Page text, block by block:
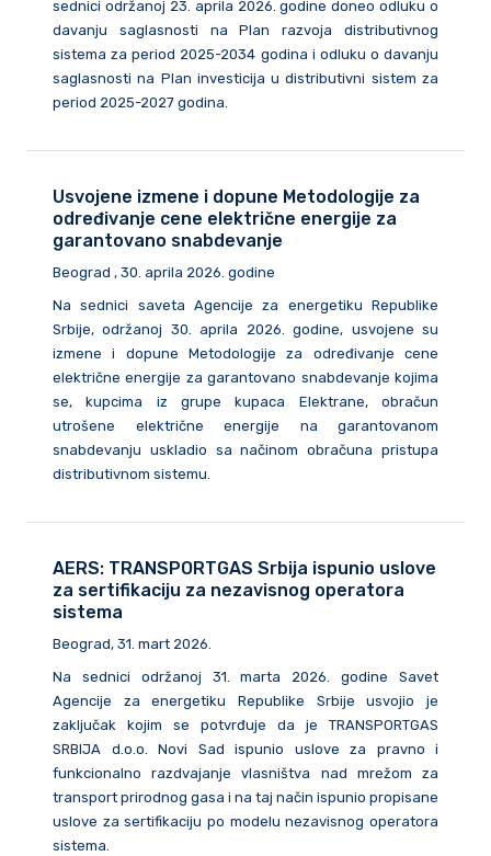
sednici održanoj 23. aprila 2026. godine doneo odluku o
davanju saglasnosti na Plan razvoja distributivnog
sistema za period 2025-2034 godina i odluku o davanju
saglasnosti na Plan investicija u distributivni sistem za
period 2025-2027 godina.
Usvojene izmene i dopune Metodologije za
određivanje cene električne energije za
garantovano snabdevanje
Beograd , 30. aprila 2026. godine
Na sednici saveta Agencije za energetiku Republike
Srbije, održanoj 30. aprila 2026. godine, usvojene su
izmene i dopune Metodologije za određivanje cene
električne energije za garantovano snabdevanje kojima
se, kupcima iz grupe kupaca Elektrane, obračun
utrošene električne energije na garantovanom
snabdevanju uskladio sa načinom obračuna pristupa
distributivnom sistemu.
AERS: TRANSPORTGAS Srbija ispunio uslove
za sertifikaciju za nezavisnog operatora
sistema
Beograd, 31. mart 2026.
Na sednici održanoj 31. marta 2026. godine Savet
Agencije za energetiku Republike Srbije usvojio je
zaključak kojim se potvrđuje da je TRANSPORTGAS
SRBIJA d.o.o. Novi Sad ispunio uslove za pravno i
funkcionalno razdvajanje vlasništva nad mrežom za
transport prirodnog gasa i na taj način ispunio propisane
uslove za sertifikaciju po modelu nezavisnog operatora
sistema.